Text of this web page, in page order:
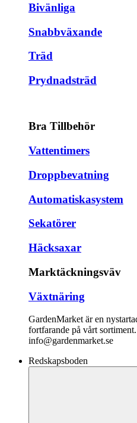
Bivänliga
Snabbväxande
Träd
Prydnadsträd
Bra Tillbehör
Vattentimers
Droppbevatning
Automatiskasystem
Sekatörer
Häcksaxar
Marktäckningsväv
Växtnäring
GardenMarket är en
fortfarande på vårt
info@gardenmarket.se
Redskapsboden